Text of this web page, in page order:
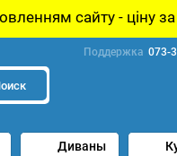
- ціну за товар
Поддержка 073-
Диваны